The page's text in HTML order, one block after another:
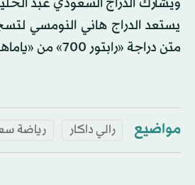
يستعد الدراج هاني النومسي
متن دراجة «رابتور 700» من «ياماها».
مواضيع رالي داكار رياضة